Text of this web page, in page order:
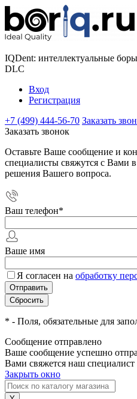
IQDent: интеллектуальные
DLC
Вход
Регистрация
+7 (499) 444-56-70 Заказать
Заказать звонок
Оставьте Ваше сообщение и
специалисты свяжутся с Вами
решения Вашего вопроса.
Ваш телефон*
Ваше имя
Я согласен на обработку
* - Поля, обязательные для
Сообщение отправлено
Ваше сообщение успешно
Вами свяжется наш специалист
Закрыть окно